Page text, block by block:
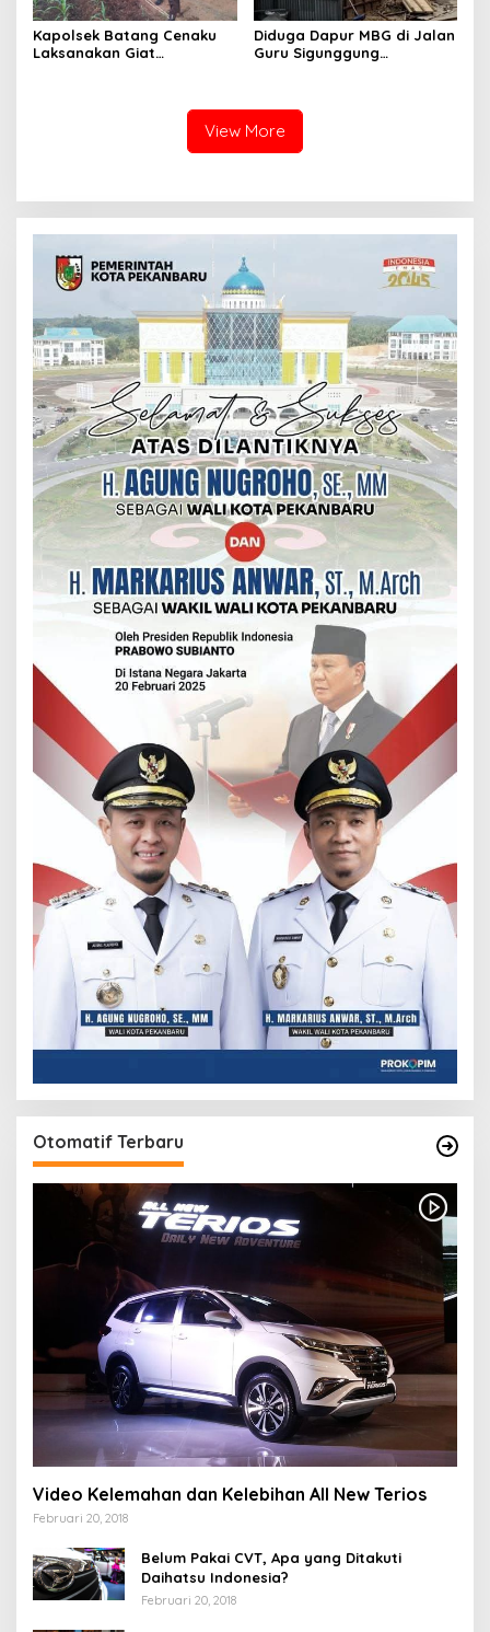
Kapolsek Batang Cenaku
Laksanakan Giat
Diduga Dapur MBG di Jalan
Guru Sigunggung
Menyengat.
View More
Otomatif Terbaru
Video Kelemahan dan Kelebihan All New Terios
Februari 20, 2018
Belum Pakai CVT, Apa yang Ditakuti
Daihatsu Indonesia?
Februari 20, 2018